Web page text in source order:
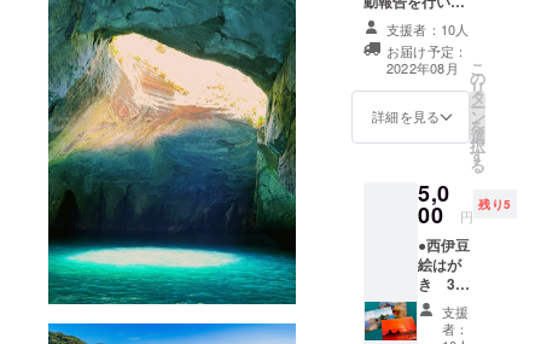
海に浮かぶ
島々と表情
豊かなリア
ス式海岸が
夕陽に染ま
る風景はジ
も言えま
す。美しい
絶景と温泉
を楽しみに
是非西伊豆
町にお越し
す。支援者：10人
お届け予定：
2022年08月
詳細を見る
こ
の
リ
タ
ー
ン
を
選
択
す
る
5,0
00 円
残り5
●西伊豆
絵はが
き 3枚
セット
▼感謝
支援
者：